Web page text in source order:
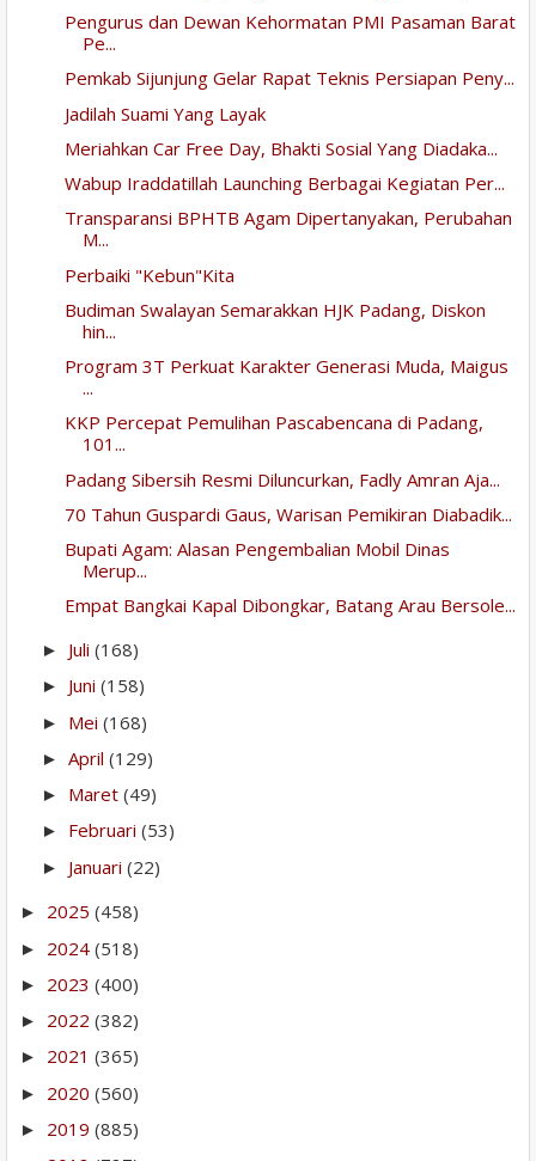
Pengurus dan Dewan Kehormatan PMI Pasaman Barat
Pe...
Pemkab Sijunjung Gelar Rapat Teknis Persiapan Peny...
Jadilah Suami Yang Layak
Meriahkan Car Free Day, Bhakti Sosial Yang Diadaka...
Wabup Iraddatillah Launching Berbagai Kegiatan Per...
Transparansi BPHTB Agam Dipertanyakan, Perubahan
M...
Perbaiki "Kebun"Kita
Budiman Swalayan Semarakkan HJK Padang, Diskon
hin...
Program 3T Perkuat Karakter Generasi Muda, Maigus
...
KKP Percepat Pemulihan Pascabencana di Padang,
101...
Padang Sibersih Resmi Diluncurkan, Fadly Amran Aja...
70 Tahun Guspardi Gaus, Warisan Pemikiran Diabadik...
Bupati Agam: Alasan Pengembalian Mobil Dinas
Merup...
Empat Bangkai Kapal Dibongkar, Batang Arau Bersole...
► Juli (168)
► Juni (158)
► Mei (168)
► April (129)
► Maret (49)
► Februari (53)
► Januari (22)
► 2025 (458)
► 2024 (518)
► 2023 (400)
► 2022 (382)
► 2021 (365)
► 2020 (560)
► 2019 (885)